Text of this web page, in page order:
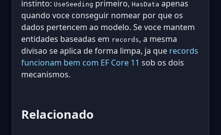
instinto: UseSeeding primeiro, HasData apenas
quando voce conseguir nomear por que os
dados pertencem ao modelo. Se voce mantem
entidades baseadas em records, a mesma
divisao se aplica de forma limpa, ja que records
funcionam bem com EF Core 11 sob os dois
mecanismos.
Relacionado